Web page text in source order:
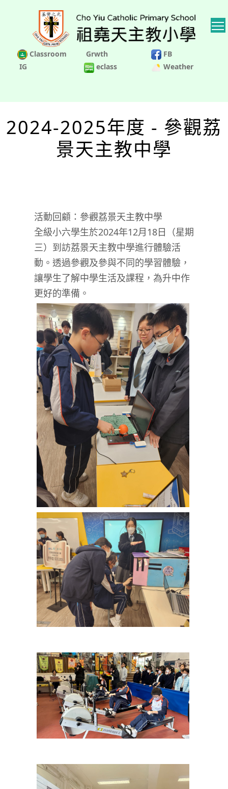
Classroom Grwth
FB
IG
eclass Weather
2024-2025年度 - 參觀荔
景天主教中學
活動回顧：參觀荔景天主教中學
全級小六學生於2024年12月18日（星期
三）到訪荔景天主教中學進行體驗活
動。透過參觀及參與不同的學習體驗，
讓學生了解中學生活及課程，為升中作
更好的準備。